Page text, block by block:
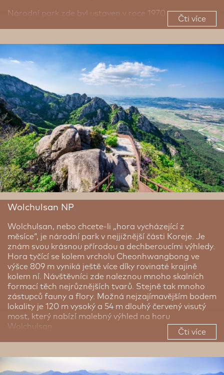
Národní park zde byl ustaven v roce 1970.
Čti více
Wolchulsan NP
Wolchulsan, nebo chcete-li „hora vycházející z
měsíce“, je národní park v nejjižnější části Koreje. Je
znám svou krásnou přírodou a dechberoucími výhledy.
Hora tyčící se kolem vrcholu Cheonhwangbong ve
výšce 809 m vyniká ještě více díky rovinaté krajině
kolem ní. Návštěvníci zde naleznou mnoho skalních
formací těch nejrůznějších tvarů. Stejně tak mnoho
zástupců fauny a flory. Možná nejzajímavějším bodem
lokality je 120 m vysoký a 54 m dlouhý červený visutý
most, který nabízí malebný výhled na horu
Wolchulsan.
Čti více